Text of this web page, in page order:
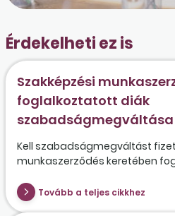
Érdekelheti ez is
Szakképzési
foglalkoztatott diák
szabadságmegváltása
Kell szabadságmegváltást
munkaszerződés keretében
Tovább a teljes cikkhez